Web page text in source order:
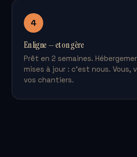
4
En ligne — et on gère
Prêt en 2 semaines.
mises à jour : c’est nous. Vous,
vos chantiers.